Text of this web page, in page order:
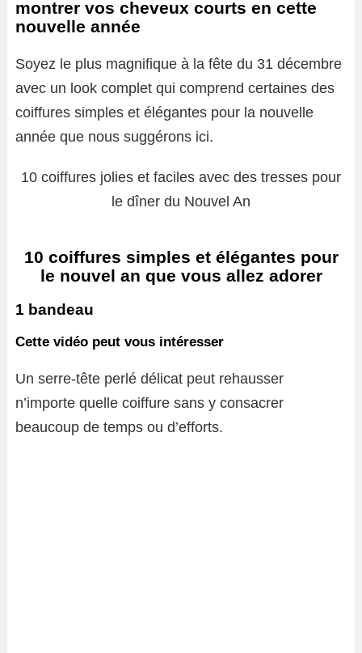
montrer vos cheveux courts en cette
nouvelle année
Soyez le plus magnifique à la fête du 31 décembre
avec un look complet qui comprend certaines des
coiffures simples et élégantes pour la nouvelle
année que nous suggérons ici.
10 coiffures jolies et faciles avec des tresses pour
le dîner du Nouvel An
10 coiffures simples et élégantes pour
le nouvel an que vous allez adorer
1 bandeau
Cette vidéo peut vous intéresser
Un serre-tête perlé délicat peut rehausser
n’importe quelle coiffure sans y consacrer
beaucoup de temps ou d’efforts.